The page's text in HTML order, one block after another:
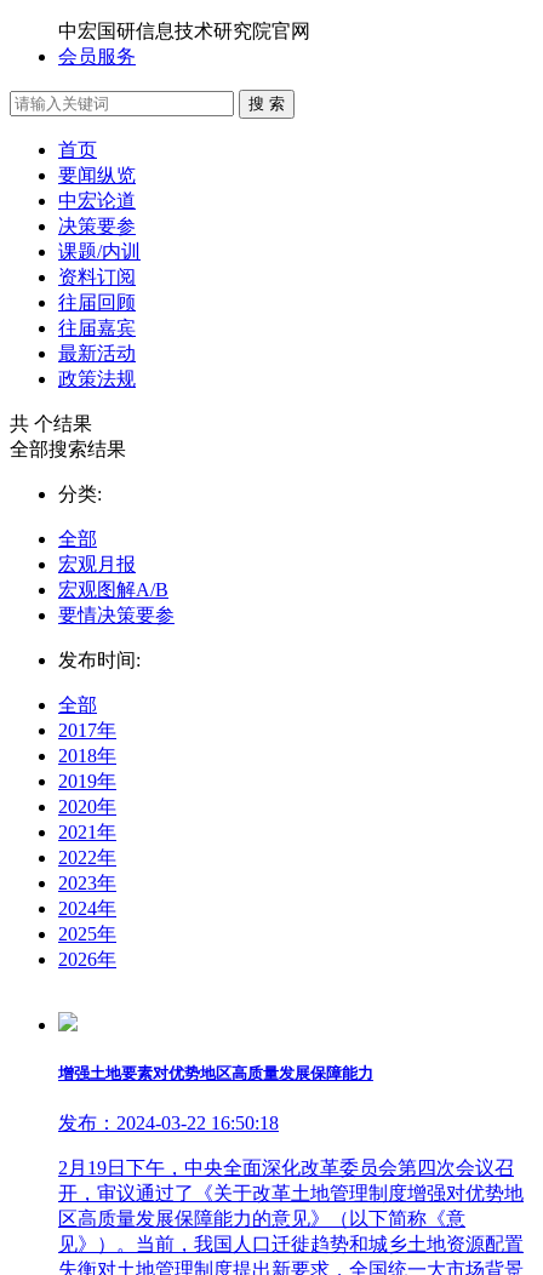
中宏国研信息技术研究院官网
会员服务
搜 索
首页
要闻纵览
中宏论道
决策要参
课题/内训
资料订阅
往届回顾
往届嘉宾
最新活动
政策法规
共 个结果
全部搜索结果
分类:
全部
宏观月报
宏观图解A/B
要情决策要参
发布时间:
全部
2017年
2018年
2019年
2020年
2021年
2022年
2023年
2024年
2025年
2026年
增强土地要素对优势地区高质量发展保障能力
发布：2024-03-22 16:50:18
2月19日下午，中央全面深化改革委员会第四次会议召
开，审议通过了《关于改革土地管理制度增强对优势地
区高质量发展保障能力的意见》（以下简称《意
见》）。当前，我国人口迁徙趋势和城乡土地资源配置
失衡对土地管理制度提出新要求，全国统一大市场背景